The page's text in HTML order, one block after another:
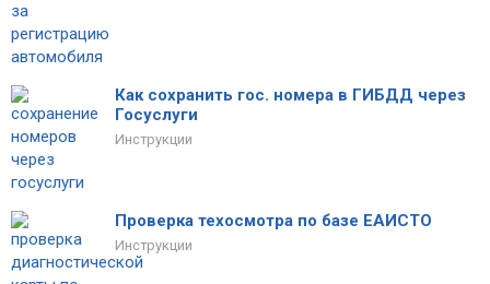
Как сохранить гос. номера в ГИБДД через
Госуслуги
Инструкции
Проверка техосмотра по базе ЕАИСТО
Инструкции